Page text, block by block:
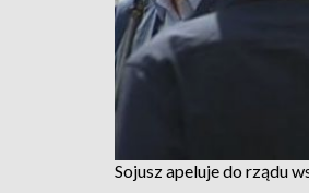
Sojusz apeluje do rządu